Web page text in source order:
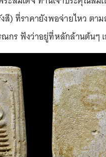
สี) ที่ราคายังพอจ่ายไหว ตา
กร ฟังว่าอยู่ที่หลักล้านต้นๆ